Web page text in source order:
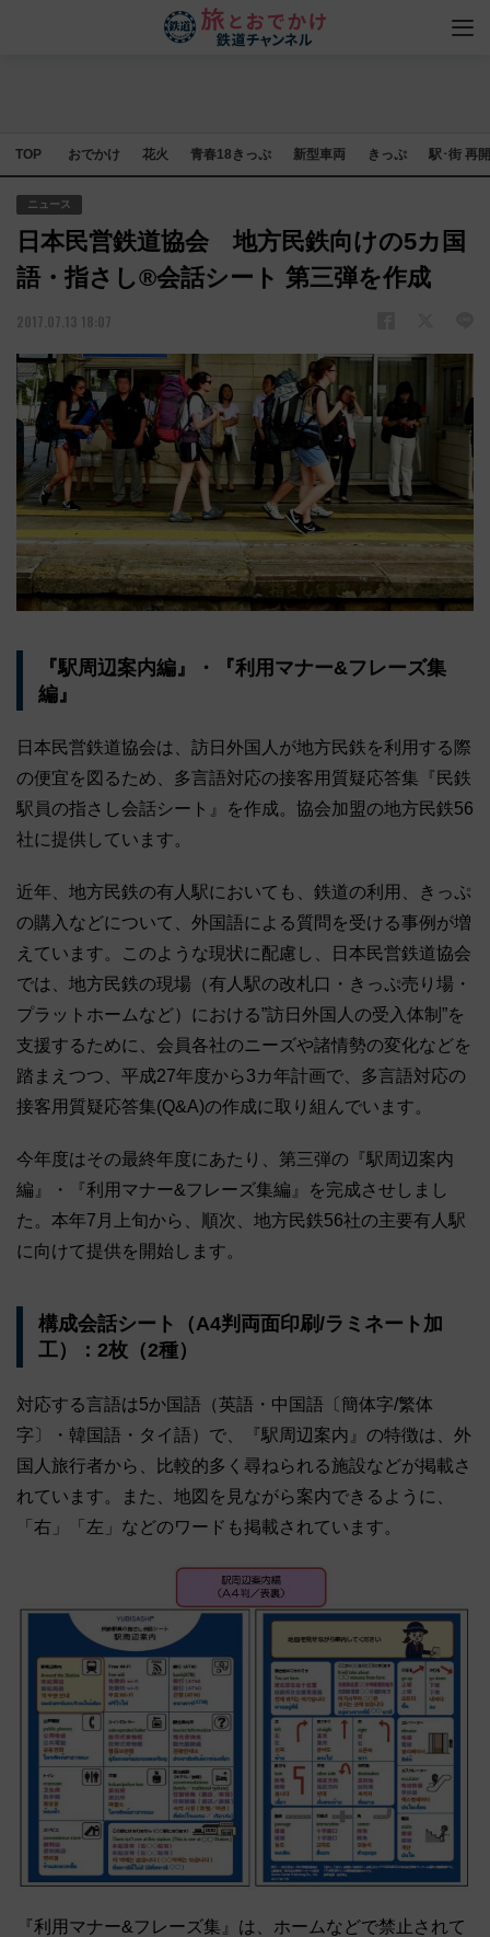
TOP おでかけ 花火 青春18きっぷ 新型車両 きっぷ 駅･街 再
ニュース
日本民営鉄道協会 地方民鉄向けの5カ国
語・指さし®会話シート 第三弾を作成
2017.07.13 18:07
『駅周辺案内編』・『利用マナー&フレーズ集
編』
日本民営鉄道協会は、訪日外国人が地方民鉄を利用する際
の便宜を図るため、多言語対応の接客用質疑応答集『民鉄
駅員の指さし会話シート』を作成。協会加盟の地方民鉄56
社に提供しています。
近年、地方民鉄の有人駅においても、鉄道の利用、きっぷ
の購入などについて、外国語による質問を受ける事例が増
えています。このような現状に配慮し、日本民営鉄道協会
では、地方民鉄の現場（有人駅の改札口・きっぷ売り場・
プラットホームなど）における”訪日外国人の受入体制”を
支援するために、会員各社のニーズや諸情勢の変化などを
踏まえつつ、平成27年度から3カ年計画で、多言語対応の
接客用質疑応答集(Q&A)の作成に取り組んでいます。
今年度はその最終年度にあたり、第三弾の『駅周辺案内
編』・『利用マナー&フレーズ集編』を完成させしまし
た。本年7月上旬から、順次、地方民鉄56社の主要有人駅
に向けて提供を開始します。
構成会話シート（A4判両面印刷/ラミネート加
工）：2枚（2種）
対応する言語は5か国語（英語・中国語〔簡体字/繁体
字〕・韓国語・タイ語）で、『駅周辺案内』の特徴は、外
国人旅行者から、比較的多く尋ねられる施設などが掲載さ
れています。また、地図を見ながら案内できるように、
「右」「左」などのワードも掲載されています。
『利用マナー&フレーズ集』は、ホームなどで禁止されて